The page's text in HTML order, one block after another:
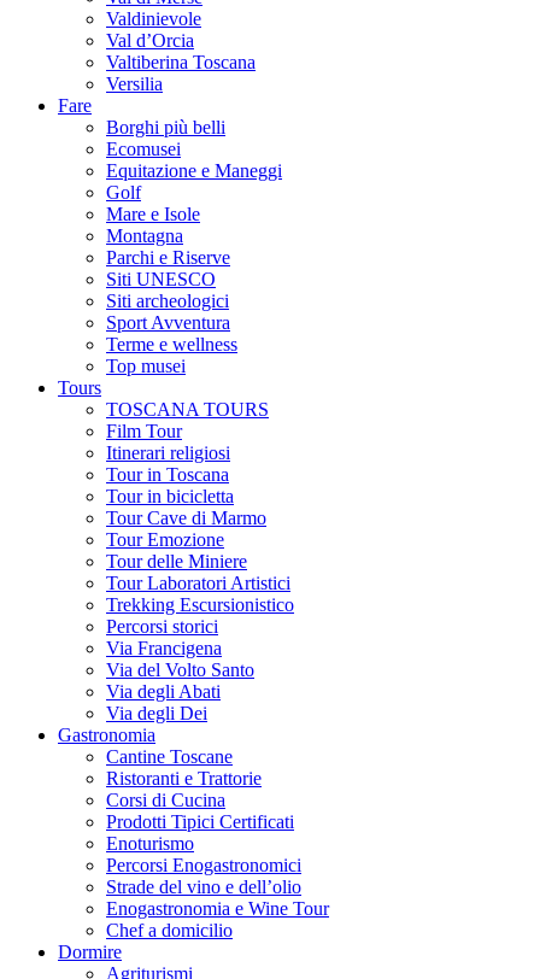
Valdinievole
Val d’Orcia
Valtiberina Toscana
Versilia
Fare
Borghi più belli
Ecomusei
Equitazione e Maneggi
Golf
Mare e Isole
Montagna
Parchi e Riserve
Siti UNESCO
Siti archeologici
Sport Avventura
Terme e wellness
Top musei
Tours
TOSCANA TOURS
Film Tour
Itinerari religiosi
Tour in Toscana
Tour in bicicletta
Tour Cave di Marmo
Tour Emozione
Tour delle Miniere
Tour Laboratori Artistici
Trekking Escursionistico
Percorsi storici
Via Francigena
Via del Volto Santo
Via degli Abati
Via degli Dei
Gastronomia
Cantine Toscane
Ristoranti e Trattorie
Corsi di Cucina
Prodotti Tipici Certificati
Enoturismo
Percorsi Enogastronomici
Strade del vino e dell’olio
Enogastronomia e Wine Tour
Chef a domicilio
Dormire
Agriturismi